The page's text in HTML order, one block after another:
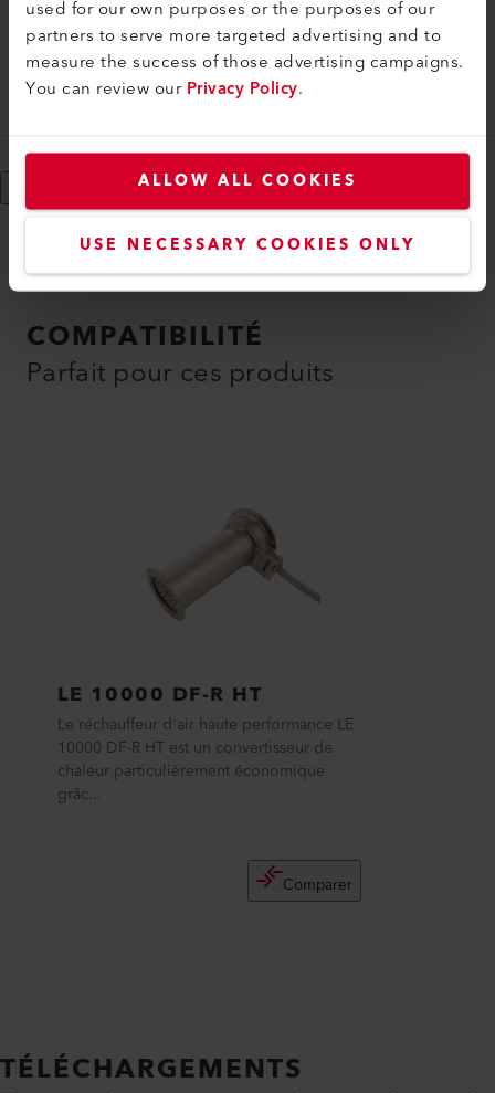
used for our own purposes or the purposes of our
partners to serve more targeted advertising and to
measure the success of those advertising campaigns.
You can review ourPrivacy Policy.
ALLOW ALL COOKIES
USE NECESSARY COOKIES ONLY
Élément chauffant
Élément chauffant, 3 x 380-480V/3 x 3.3-5.3kW
COMPATIBILITÉ
Parfait pour ces produits
LE 10000 DF-R HT
Le réchauffeur d'air haute performance LE
10000 DF-R HT est un convertisseur de
chaleur particulièrement économique
grâc...
Comparer
TÉLÉCHARGEMENTS